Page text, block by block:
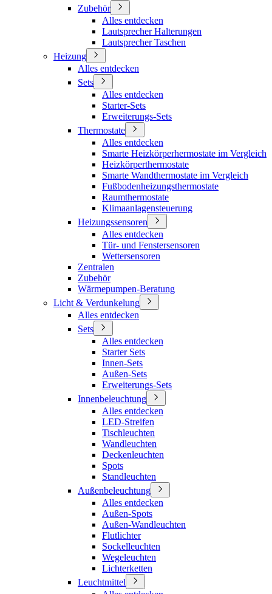
Zubehör
Alles entdecken
Lautsprecher Halterungen
Lautsprecher Taschen
Heizung
Alles entdecken
Sets
Alles entdecken
Starter-Sets
Erweiterungs-Sets
Thermostate
Alles entdecken
Smarte Heizkörperhermostate im Vergleich
Heizkörperthermostate
Smarte Wandthermostate im Vergleich
Fußbodenheizungsthermostate
Raumthermostate
Klimaanlagensteuerung
Heizungssensoren
Alles entdecken
Tür- und Fenstersensoren
Wettersensoren
Zentralen
Zubehör
Wärmepumpen-Beratung
Licht & Verdunkelung
Alles entdecken
Sets
Alles entdecken
Starter Sets
Innen-Sets
Außen-Sets
Erweiterungs-Sets
Innenbeleuchtung
Alles entdecken
LED-Streifen
Tischleuchten
Wandleuchten
Deckenleuchten
Spots
Standleuchten
Außenbeleuchtung
Alles entdecken
Außen-Spots
Außen-Wandleuchten
Flutlichter
Sockelleuchten
Wegeleuchten
Lichterketten
Leuchtmittel